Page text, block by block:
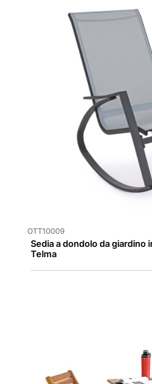
OTT10009
Sedia a dondolo da
Telma